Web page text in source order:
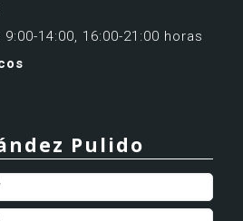
14:00, 16:00-21:00 horas
Pulido